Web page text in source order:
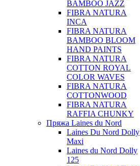
BAMBOO JAZZ
FIBRA NATURA
INCA
FIBRA NATURA
BAMBOO BLOOM
HAND PAINTS
FIBRA NATURA
COTTON ROYAL
COLOR WAVES
FIBRA NATURA
COTTONWOOD
FIBRA NATURA
RAFFIA CHUNKY
Пряжа Laines du Nord
Laines Du Nord Dolly
Maxi
Laines du Nord Dolly
125